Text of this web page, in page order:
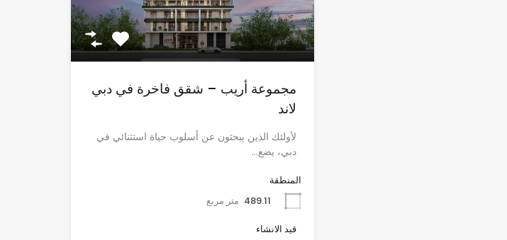
مجموعة أريب – شقق فاخرة في دبي
لاند
لأولئك الذين يبحثون عن أسلوب حياة استثنائي في
دبي، يضع…
المنطقة
489.11 متر مربع
قيد الانشاء